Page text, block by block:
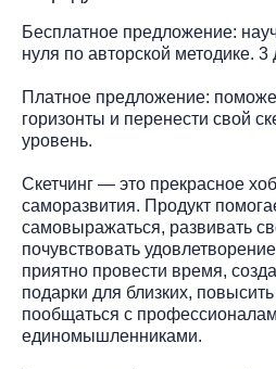
Бесплатное предложение:
нуля по авторской методике.
Платное предложение:
горизонты и перенести свой
уровень.
Скетчинг — это прекрасное
саморазвития. Продукт
самовыражаться, развивать
почувствовать
приятно провести время,
подарки для близких,
пообщаться с
единомышленниками.